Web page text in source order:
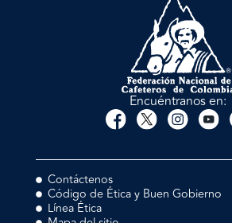
Encuéntranos en:
Contáctenos
Código de Ética y Buen Gobierno
Línea Ética